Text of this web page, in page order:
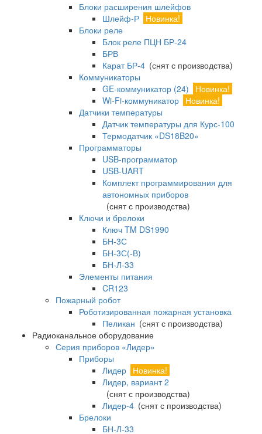
Блоки расширения шлейфов
Шлейф-Р Новинка!
Блоки реле
Блок реле ПЦН БР-24
БРВ
Карат БР-4 (снят с производства)
Коммуникаторы
GE-коммуникатор (24)
Новинка!
Wi-Fi-коммуникатор Новинка!
Датчики температуры
Датчик температуры для Курс-100
Термодатчик «DS18B20»
Программаторы
USB-программатор
USB-UART
Комплект программирования для
автономных приборов
(снят с производства)
Ключи и брелоки
Ключ TM DS1990
БН-3С
БН-3С(-В)
БН-Л-33
Элементы питания
CR123
Пожарный робот
Роботизированная пожарная установка
Пеликан (снят с производства)
Радиоканальное оборудование
Серия приборов «Лидер»
Приборы
Лидер Новинка!
Лидер, вариант 2
(снят с производства)
Лидер-4 (снят с производства)
Брелоки
БН-Л-33